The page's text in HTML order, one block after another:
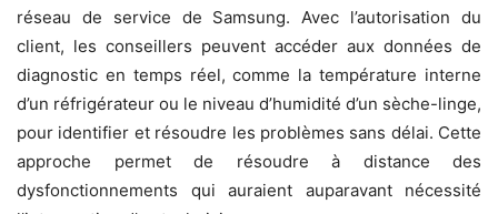
réseau de service de Samsung. Avec l’autorisation du
client, les conseillers peuvent accéder aux données de
diagnostic en temps réel, comme la température interne
d’un réfrigérateur ou le niveau d’humidité d’un sèche-linge,
pour identifier et résoudre les problèmes sans délai. Cette
approche permet de résoudre à distance des
dysfonctionnements qui auraient auparavant nécessité